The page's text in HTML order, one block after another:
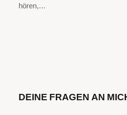
hören,…
DEINE FRAGEN AN